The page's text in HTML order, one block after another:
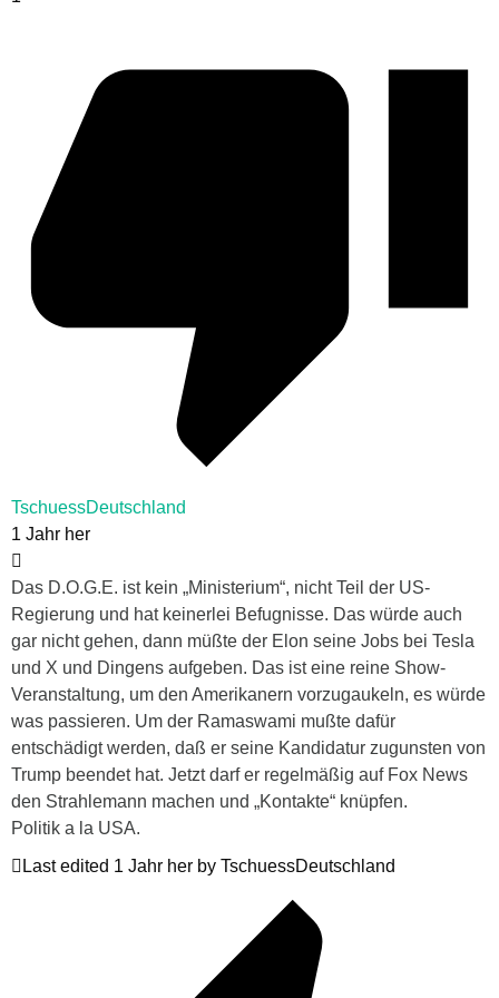
TschuessDeutschland
1 Jahr her
Das D.O.G.E. ist kein „Ministerium“, nicht Teil der US-
Regierung und hat keinerlei Befugnisse. Das würde auch
gar nicht gehen, dann müßte der Elon seine Jobs bei Tesla
und X und Dingens aufgeben. Das ist eine reine Show-
Veranstaltung, um den Amerikanern vorzugaukeln, es würde
was passieren. Um der Ramaswami mußte dafür
entschädigt werden, daß er seine Kandidatur zugunsten von
Trump beendet hat. Jetzt darf er regelmäßig auf Fox News
den Strahlemann machen und „Kontakte“ knüpfen.
Politik a la USA.
Last edited 1 Jahr her by TschuessDeutschland